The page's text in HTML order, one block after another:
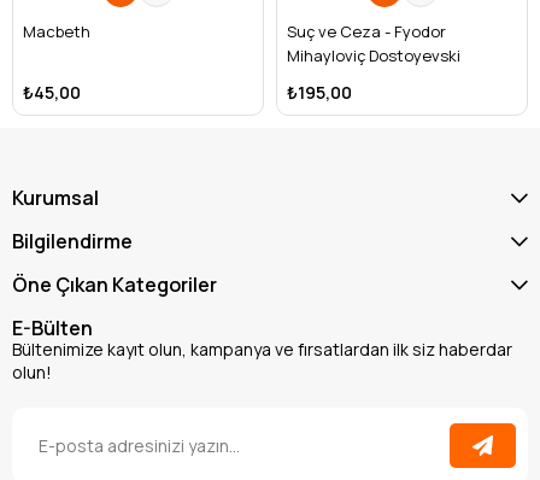
Macbeth
₺45,00
Suç ve Ceza - Fyodor
Mihayloviç Dostoyevski
₺195,00
Kurumsal
Bilgilendirme
Öne Çıkan Kategoriler
E-Bülten
Bültenimize kayıt olun, kampanya ve fırsatlardan ilk siz haberdar
olun!